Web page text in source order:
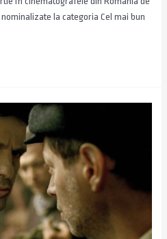
la categoria Cel mai bun